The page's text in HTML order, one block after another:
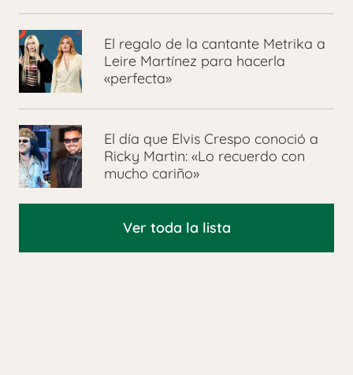
El regalo de la cantante Metrika a
Leire Martínez para hacerla
«perfecta»
El día que Elvis Crespo conoció a
Ricky Martin: «Lo recuerdo con
mucho cariño»
Ver toda la lista